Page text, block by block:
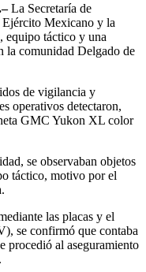
La Secretaría de
Ejército Mexicano y la
equipo táctico y una
la comunidad Delgado de
de vigilancia y
operativos detectaron,
GMC Yukon XL color
se observaban objetos
táctico, motivo por el
las placas y el
se confirmó que contaba
procedió al aseguramiento